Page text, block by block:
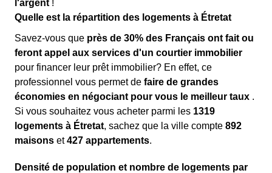
l'argent !
Quelle est la répartition des logements à Étretat
Savez-vous que près de 30% des Français ont fait ou
feront appel aux services d'un courtier immobilier
pour financer leur prêt immobilier? En effet, ce
professionnel vous permet de faire de grandes
économies en négociant pour vous le meilleur taux .
Si vous souhaitez vous acheter parmi les 1319
logements à Étretat, sachez que la ville compte 892
maisons et427 appartements.
Densité de population et nombre de logements par